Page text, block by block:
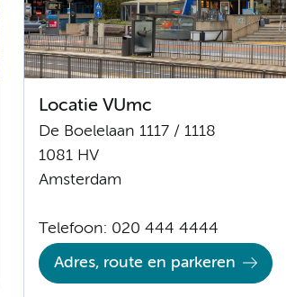
Locatie VUmc
De Boelelaan 1117 / 1118
1081 HV
Amsterdam
Telefoon: 020 444 4444
Adres, route en parkeren